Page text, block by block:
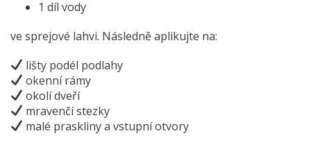
1 díl vody
ve sprejové lahvi. Následně aplikujte na:
lišty podél podlahy
okenní rámy
okolí dveří
mravenčí stezky
malé praskliny a vstupní otvory